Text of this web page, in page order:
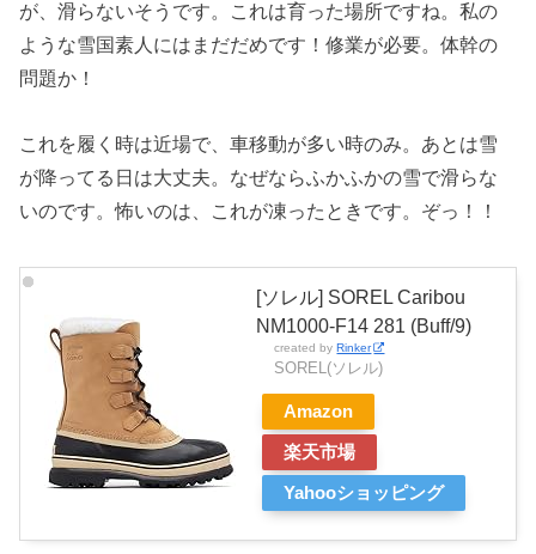
が、滑らないそうです。これは育った場所ですね。私の
ような雪国素人にはまだだめです！修業が必要。体幹の
問題か！
これを履く時は近場で、車移動が多い時のみ。あとは雪
が降ってる日は大丈夫。なぜならふかふかの雪で滑らな
いのです。怖いのは、これが凍ったときです。ぞっ！！
[ソレル] SOREL Caribou
NM1000-F14 281 (Buff/9)
created byRinker
SOREL(ソレル)
Amazon
楽天市場
Yahooショッピング